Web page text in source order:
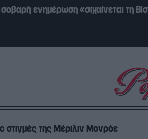
ενημέρωση «σιχαίνεται τη
στιγμές της Μέριλιν Μονρόε